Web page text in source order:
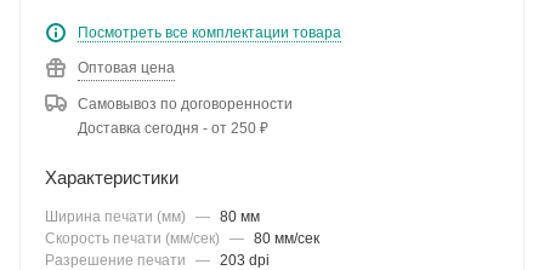
Посмотреть все комплектации товара
Оптовая цена
Самовывоз по договоренности
Доставка сегодня - от 250 ₽
Характеристики
Ширина печати (мм) — 80 мм
Скорость печати (мм/сек)
— 80 мм/сек
Разрешение печати
— 203 dpi